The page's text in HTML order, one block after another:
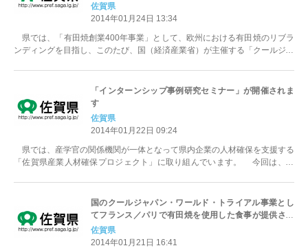
佐賀県
2014年01月24日 13:34
県では、「有田焼創業400年事業」として、欧州における有田焼のリブラ
ンディングを目指し、このたび、国（経済産業省）が主催する「クールジャ
「インターンシップ事例研究セミナー」が開催されま
す
佐賀県
2014年01月22日 09:24
県では、産学官の関係機関が一体となって県内企業の人材確保を支援する
「佐賀県産業人材確保プロジェクト」に取り組んでいます。 今回は、当
国のクールジャパン・ワールド・トライアル事業とし
てフランス／パリで有田焼を使用した食事が提供され
ます
佐賀県
2014年01月21日 16:41